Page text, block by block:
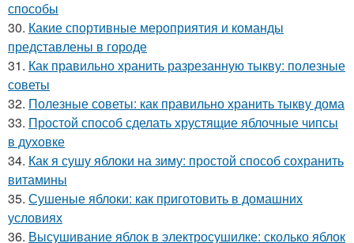
способы
30. Какие спортивные мероприятия и команды
представлены в городе
31. Как правильно хранить разрезанную тыкву: полезные
советы
32. Полезные советы: как правильно хранить тыкву дома
33. Простой способ сделать хрустящие яблочные чипсы
в духовке
34. Как я сушу яблоки на зиму: простой способ сохранить
витамины
35. Сушеные яблоки: как приготовить в домашних
условиях
36. Высушивание яблок в электросушилке: сколько яблок